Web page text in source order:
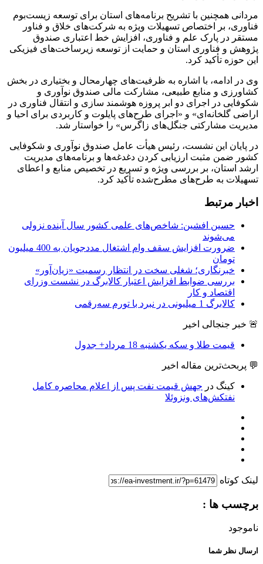
مردانی همچنین با تشریح برنامه‌های استان برای توسعه زیست‌بوم
فناوری، بر اختصاص تسهیلات ویژه به شرکت‌های خلاق و فناور
مستقر در پارک علم و فناوری، افزایش خط اعتباری صندوق
پژوهش و فناوری استان و حمایت از توسعه زیرساخت‌های فیزیکی
این حوزه تأکید کرد.
وی در ادامه، با اشاره به ظرفیت‌های چهارمحال و بختیاری در بخش
کشاورزی و منابع طبیعی، مشارکت مالی صندوق نوآوری و
شکوفایی در اجرای دو ابر پروزه هوشمند سازی و انتقال فناوری در
اراضی گلخانه‌ای» و «اجرای طرح‌های پایلوت و کاربردی برای احیا و
مدیریت مشارکتی جنگل‌های زاگرس» را خواستار شد.
در پایان این نشست، رئیس هیأت عامل صندوق نوآوری و شکوفایی
کشور ضمن مثبت ارزیابی کردن دغدغه‌ها و برنامه‌های مدیریت
ارشد استان، بر بررسی ویژه و تسریع در تخصیص منابع و اعطای
تسهیلات به طرح‌های مطرح‌شده تأکید کرد.
اخبار مرتبط
حسین افشین: شاخص‌های علمی کشور سال آینده نزولی
می‌شوند
ضرورت افزایش سقف وام اشتغال مددجویان به 400 میلیون
تومان
خبرنگاری؛ شغلی سخت در انتظار رسمیت «زیان‌آور»
بررسی ضوابط افزایش اعتبار کالابرگ در نشست وزرای
اقتصاد و کار
کالابرگ 1 میلیونی در نبرد با تورم سه‌رقمی
🚨 خبر جنجالی اخیر
قیمت طلا و سکه یکشنبه 18 مرداد+ جدول
💬 پربحث‌ترین مقاله اخیر
کینگ در جهش قیمت نفت پس از اعلام محاصره کامل
نفتکش‌های ونزوئلا
لینک کوتاه
برچسب ها :
ناموجود
ارسال نظر شما